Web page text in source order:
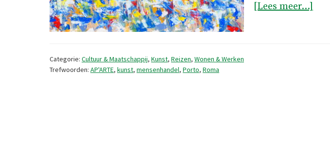
[Lees meer...]
Categorie: Cultuur & Maatschappij, Kunst, Reizen, Wonen & Werken
Trefwoorden: AP'ARTE, kunst, mensenhandel, Porto, Roma